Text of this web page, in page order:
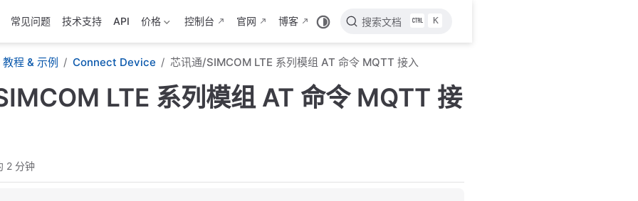
常见问题 技术支持 API 价格 控制台 官网 博客 搜索文档 K
教程 & 示例 Connect Device 芯讯通/SIMCOM LTE 系列模组 AT 命令 MQTT 接入
LTE 系列模组 AT 命令 MQTT 接
2 分钟